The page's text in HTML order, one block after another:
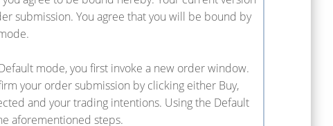
submission. You agree that you will be bound by
mode, you first invoke a new order window.
your order submission by clicking either Buy,
and your trading intentions. Using the Default
aforementioned steps.